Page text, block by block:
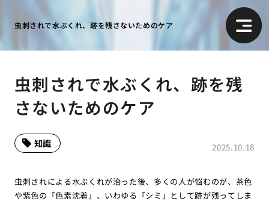
虫刺されで水ぶくれ、跡を残さないためのケア
虫刺されで水ぶくれ、跡を残
さないためのケア
2025.10.18
知識
虫刺されによる水ぶくれが治った後、多くの人が悩むのが、茶色
や紫色の「色素沈着」、いわゆる「シミ」として跡が残ってしま